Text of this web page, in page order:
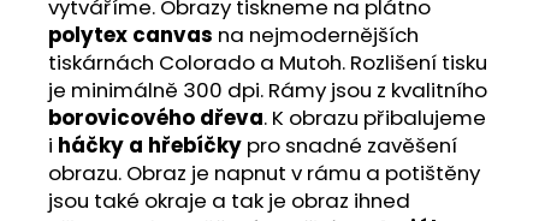
vytváříme. Obrazy tiskneme na plátno
polytex canvas na nejmodernějších
tiskárnách Colorado a Mutoh. Rozlišení tisku
je minimálně 300 dpi. Rámy jsou z kvalitního
borovicového dřeva. K obrazu přibalujeme
i háčky a hřebíčky pro snadné zavěšení
obrazu. Obraz je napnut v rámu a potištěny
jsou také okraje a tak je obraz ihned